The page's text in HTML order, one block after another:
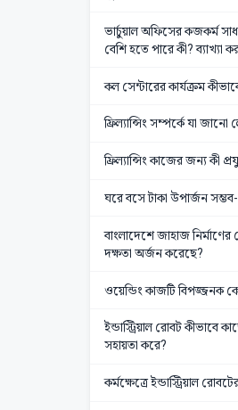
ভার্চুয়াল অফিসের কজকর্ম
বেশি হতে পারে কী? ব্যাখ্যা
কল সেন্টারের কার্যক্রম
ফ্রিল্যান্সিং সম্পর্কে যা জানো
ফ্রিল্যান্সিং কাজের জন্য কী
ঘরে বসে টাকা উপার্জন
বাংলাদেশে জাহাজ নির্মাণের
দক্ষতা অর্জন করেছে?
ওয়েন্ডিং কাজটি বিপজ্জনক
ইন্ডাস্ট্রিয়াল রোবট কীভাবে
সহায়তা করে?
কর্মক্ষেত্রে ইন্ডাস্ট্রিয়াল